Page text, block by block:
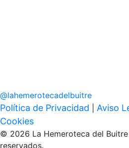
@lahemerotecadelbuitre
Política de Privacidad Aviso
Cookies
© 2026 La Hemeroteca del
reservados.